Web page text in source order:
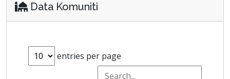
Data Komuniti
entries per page